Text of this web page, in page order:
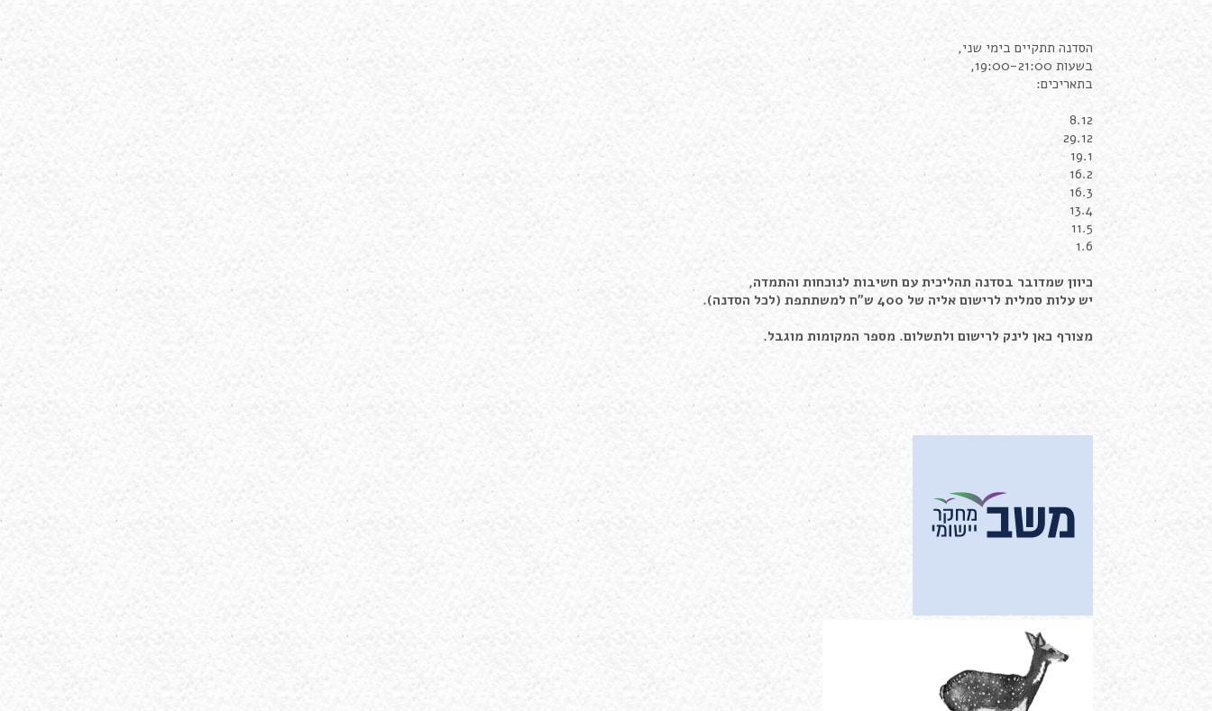
הסדנה תתקיים בימי שני,
בשעות 19:00-21:00,
בתאריכים:
8.12
29.12
19.1
16.2
16.3
13.4
11.5
1.6
כיוון שמדובר בסדנה תהליכית עם חשיבות לנוכחות והתמדה,
יש עלות סמלית לרישום אליה של 400 ש"ח למשתתפת (לכל הסדנה).
מצורף כאן לינק לרישום ולתשלום. מספר המקומות מוגבל.